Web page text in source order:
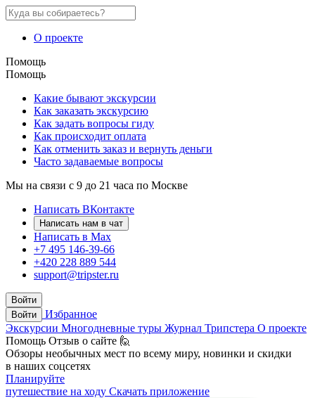
О проекте
Помощь
Помощь
Какие бывают экскурсии
Как заказать экскурсию
Как задать вопросы гиду
Как происходит оплата
Как отменить заказ и вернуть деньги
Часто задаваемые вопросы
Мы на связи с 9 до 21 часа по Москве
Написать ВКонтакте
Написать нам в чат
Написать в Max
+7 495 146-39-66
+420 228 889 544
support@tripster.ru
Войти
Войти
Избранное
Экскурсии Многодневные туры Журнал Трипстера О проекте
Помощь Отзыв о сайте 🙋
Обзоры необычных мест по всему миру, новинки и скидки
в наших соцсетях
Планируйте
путешествие на ходу Скачать приложение